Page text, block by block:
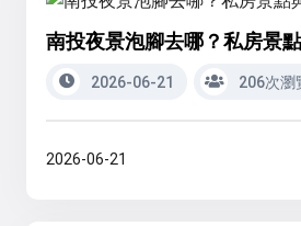
南投夜景泡腳去哪？私房景
2026-06-21 206次瀏
2026-06-21